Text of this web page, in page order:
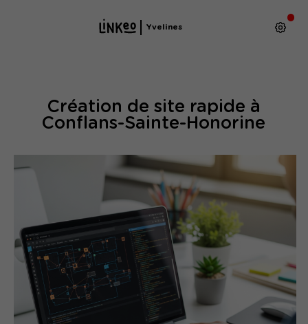
Yvelines
Création de site rapide à
Conflans-Sainte-Honorine